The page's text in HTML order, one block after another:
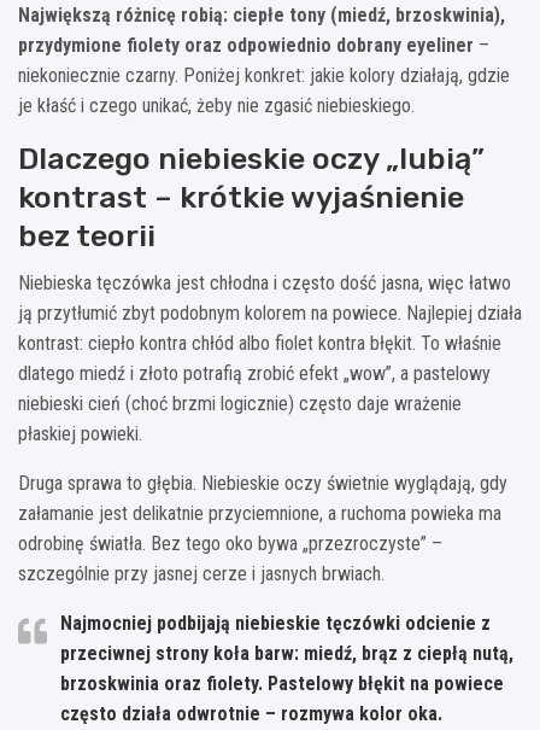
Największą różnicę robią: ciepłe tony (miedź, brzoskwinia),
przydymione fiolety oraz odpowiednio dobrany eyeliner –
niekoniecznie czarny. Poniżej konkret: jakie kolory działają, gdzie
je kłaść i czego unikać, żeby nie zgasić niebieskiego.
Dlaczego niebieskie oczy „lubią”
kontrast – krótkie wyjaśnienie
bez teorii
Niebieska tęczówka jest chłodna i często dość jasna, więc łatwo
ją przytłumić zbyt podobnym kolorem na powiece. Najlepiej działa
kontrast: ciepło kontra chłód albo fiolet kontra błękit. To właśnie
dlatego miedź i złoto potrafią zrobić efekt „wow”, a pastelowy
niebieski cień (choć brzmi logicznie) często daje wrażenie
płaskiej powieki.
Druga sprawa to głębia. Niebieskie oczy świetnie wyglądają, gdy
załamanie jest delikatnie przyciemnione, a ruchoma powieka ma
odrobinę światła. Bez tego oko bywa „przezroczyste” –
szczególnie przy jasnej cerze i jasnych brwiach.
Najmocniej podbijają niebieskie tęczówki odcienie z
przeciwnej strony koła barw: miedź, brąz z ciepłą nutą,
brzoskwinia oraz fiolety. Pastelowy błękit na powiece
często działa odwrotnie – rozmywa kolor oka.